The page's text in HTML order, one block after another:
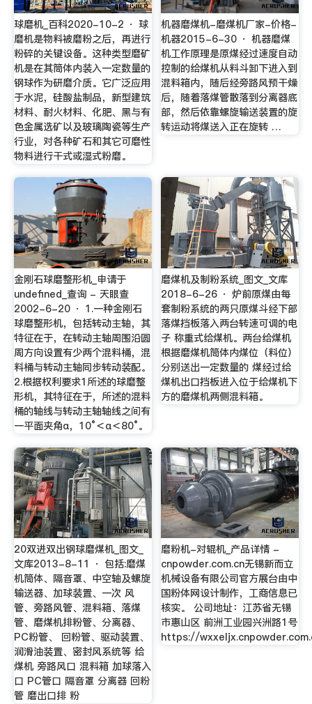
球磨机_百科2020-10-2 · 球
磨机是物料被磨粉之后，再进行
粉碎的关键设备。这种类型磨矿
机是在其筒体内装入一定数量的
钢球作为研磨介质。它广泛应用
于水泥，硅酸盐制品，新型建筑
材料、耐火材料、化肥、黑与有
色金属选矿以及玻璃陶瓷等生产
行业，对各种矿石和其它可磨性
物料进行干式或湿式粉磨。
机器磨煤机-磨煤机厂家-价格-
机器2015-6-30 · 机器磨煤
机工作原理是原煤经过速度自动
控制的给煤机从料斗卸下进入到
混料箱内，随后经旁路风预干燥
后，随着落煤管散落到分离器底
部，然后依靠螺旋输送装置的旋
转运动将煤送入正在旋转 …
金刚石球磨整形机_申请于
undefined_查询 - 天眼查
2002-6-20 · 1.一种金刚石
球磨整形机，包括转动主轴，其
特征在于，在转动主轴周围沿圆
周方向设置有少两个混料桶，混
料桶与转动主轴同步转动装配。
2.根据权利要求1所述的球磨整
形机，其特征在于，所述的混料
桶的轴线与转动主轴轴线之间有
一平面夹角α，10°＜α＜80°。
磨煤机及制粉系统_图文_文库
2018-6-26 · 炉前原煤由每
套制粉系统的两只原煤斗经下部
落煤挡板落入两台转速可调的电
子 称重式给煤机。两台给煤机
根据磨煤机筒体内煤位（料位）
分别送出一定数量的 煤经过给
煤机出口挡板进入位于给煤机下
方的磨煤机两侧混料箱。
20双进双出钢球磨煤机_图文_
文库2013-8-11 · 包括:磨煤
机筒体、隔音罩、中空轴及螺旋
输送器、加球装置、一次 风
管、旁路风管、混料箱、落煤
管、磨煤机排粉管、分离器、
PC粉管、 回粉管、驱动装置、
润滑油装置、密封风系统等 给
煤机 旁路风口 混料箱 加球落入
口 PC管口 隔音罩 分离器 回粉
管 磨出口排 粉
磨粉机-对辊机_产品详情 -
cnpowder.com.cn无锡新而立
机械设备有限公司官方展台由中
国粉体网设计制作，工商信息已
核实。 公司地址：江苏省无锡
市惠山区 前洲工业园兴洲路1号
https://